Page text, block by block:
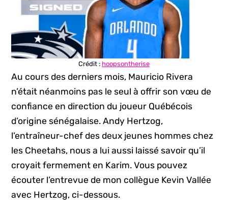
Crédit : hoopsontherise
Au cours des derniers mois, Mauricio Rivera
n’était néanmoins pas le seul à offrir son vœu de
confiance en direction du joueur Québécois
d’origine sénégalaise. Andy Hertzog,
l’entraîneur-chef des deux jeunes hommes chez
les Cheetahs, nous a lui aussi laissé savoir qu’il
croyait fermement en Karim. Vous pouvez
écouter l’entrevue de mon collègue Kevin Vallée
avec Hertzog, ci-dessous.